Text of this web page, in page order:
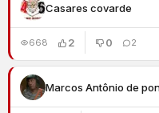
Casares covarde
668 2 0 2
Marcos Antônio de